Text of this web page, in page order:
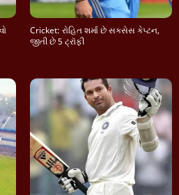
Cricket: રોહિત શર્મા છે સક્સેસ કેપ્ટન,
જીતી છે 5 ટ્રૉફી